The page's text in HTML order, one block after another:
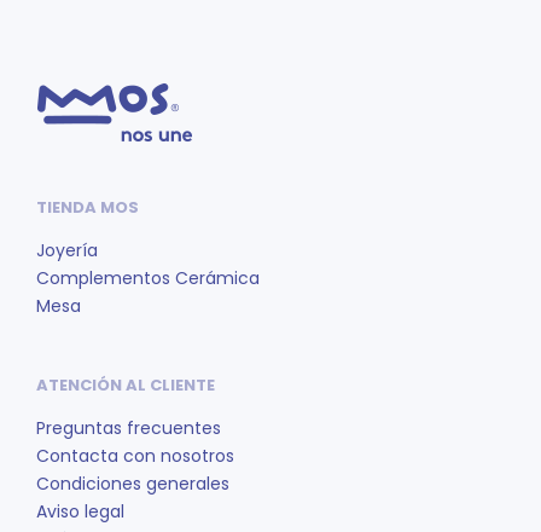
TIENDA MOS
Joyería
Complementos Cerámica
Mesa
ATENCIÓN AL CLIENTE
Preguntas frecuentes
Contacta con nosotros
Condiciones generales
Aviso legal